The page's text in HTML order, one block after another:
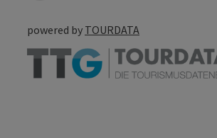
powered by TOURDATA